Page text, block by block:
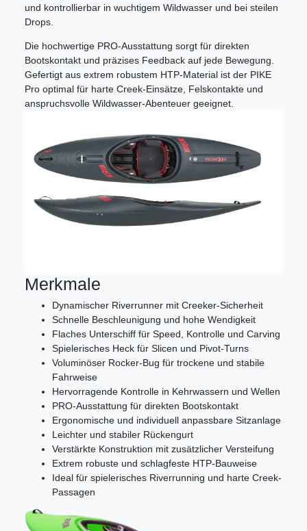
und kontrollierbar in wuchtigem Wildwasser und bei steilen
Drops.
Die hochwertige PRO-Ausstattung sorgt für direkten
Bootskontakt und präzises Feedback auf jede Bewegung.
Gefertigt aus extrem robustem HTP-Material ist der PIKE
Pro optimal für harte Creek-Einsätze, Felskontakte und
anspruchsvolle Wildwasser-Abenteuer geeignet.
Merkmale
Dynamischer Riverrunner mit Creeker-Sicherheit
Schnelle Beschleunigung und hohe Wendigkeit
Flaches Unterschiff für Speed, Kontrolle und Carving
Spielerisches Heck für Slicen und Pivot-Turns
Voluminöser Rocker-Bug für trockene und stabile
Fahrweise
Hervorragende Kontrolle in Kehrwassern und Wellen
PRO-Ausstattung für direkten Bootskontakt
Ergonomische und individuell anpassbare Sitzanlage
Leichter und stabiler Rückengurt
Verstärkte Konstruktion mit zusätzlicher Versteifung
Extrem robuste und schlagfeste HTP-Bauweise
Ideal für spielerisches Riverrunning und harte Creek-
Passagen